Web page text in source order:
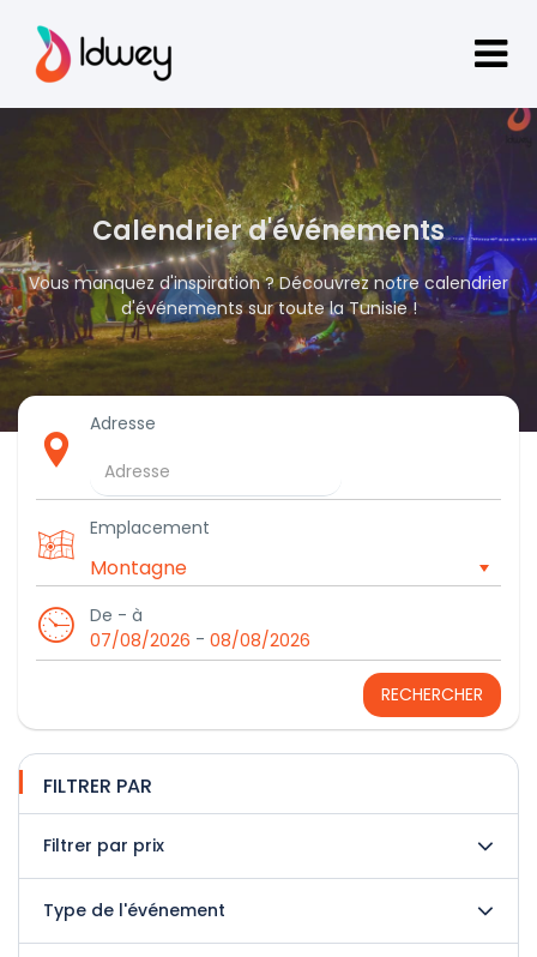
Calendrier d'événements
Vous manquez d'inspiration ? Découvrez notre calendrier
d'événements sur toute la Tunisie !
Adresse
Emplacement
De - à
07/08/2026 - 08/08/2026
RECHERCHER
FILTRER PAR
Filtrer par prix
Type de l'événement